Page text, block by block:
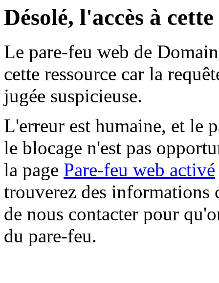
Désolé, l'accès à
Le pare-feu web de
cette ressource car la
jugée suspicieuse.
L'erreur est humaine, et le
le blocage n'est pas
la page Pare-feu web activé
trouverez des informations
de nous contacter pour
du pare-feu.